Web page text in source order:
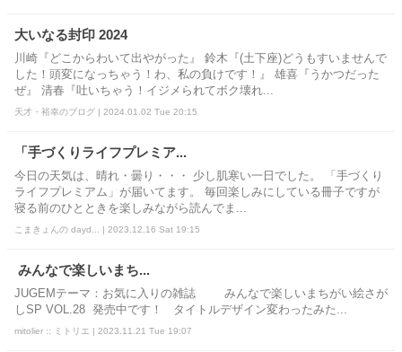
大いなる封印 2024
川崎『どこからわいて出やがった』 鈴木『(土下座)どうもすいませんで
した！頭変になっちゃう！わ、私の負けです！』 雄喜『うかつだった
ぜ』 清春『吐いちゃう！イジメられてボク壊れ...
天才・裕幸のブログ | 2024.01.02 Tue 20:15
「手づくりライフプレミア...
今日の天気は、晴れ・曇り・・・ 少し肌寒い一日でした。 「手づくり
ライフプレミアム」が届いてます。 毎回楽しみにしている冊子ですが
寝る前のひとときを楽しみながら読んでま...
こまきょんの dayd... | 2023.12.16 Sat 19:15
みんなで楽しいまち...
JUGEMテーマ：お気に入りの雑誌 みんなで楽しいまちがい絵さが
しSP VOL.28 発売中です！ タイトルデザイン変わったみた...
mitolier :: ミトリエ | 2023.11.21 Tue 19:07